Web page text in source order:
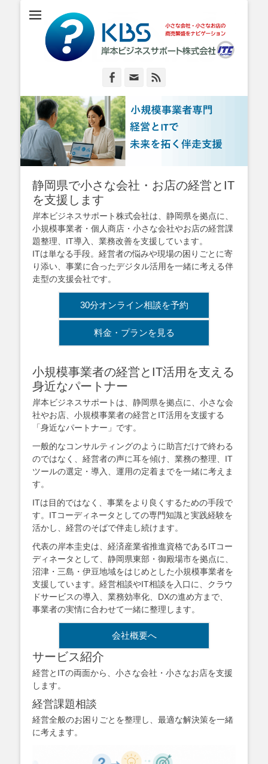
岸本ビジネスサポ
ート株式会社
小さな会社・小さなお店のIT経営をナビゲーション
Facebook
Email
静岡県で小さな会社・お店の経営とIT
を支援します
岸本ビジネスサポート株式会社は、静岡県を拠点に、
小規模事業者・個人商店・小さな会社やお店の経営課
題整理、IT導入、業務改善を支援しています。
ITは単なる手段。経営者の悩みや現場の困りごとに寄
り添い、事業に合ったデジタル活用を一緒に考える伴
走型の支援会社です。
30分オンライン相談を予約
料金・プランを見る
小規模事業者の経営とIT活用を支える
身近なパートナー
岸本ビジネスサポートは、静岡県を拠点に、小さな会
社やお店、小規模事業者の経営とIT活用を支援する
「身近なパートナー」です。
一般的なコンサルティングのように助言だけで終わる
のではなく、経営者の声に耳を傾け、業務の整理、IT
ツールの選定・導入、運用の定着までを一緒に考えま
す。
ITは目的ではなく、事業をより良くするための手段で
す。ITコーディネータとしての専門知識と実践経験を
活かし、経営のそばで伴走し続けます。
代表の岸本圭史は、経済産業省推進資格であるITコー
ディネータとして、静岡県東部・御殿場市を拠点に、
沼津・三島・伊豆地域をはじめとした小規模事業者を
支援しています。経営相談やIT相談を入口に、クラウ
ドサービスの導入、業務効率化、DXの進め方まで、
事業者の実情に合わせて一緒に整理します。
会社概要へ
サービス紹介
経営とITの両面から、小さな会社・小さなお店を支援
します。
経営課題相談
経営全般のお困りごとを整理し、最適な解決策を一緒
に考えます。